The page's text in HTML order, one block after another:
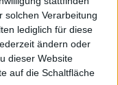
solchen Verarbeitung
lediglich für diese
ändern oder
dieser Website
auf die Schaltfläche